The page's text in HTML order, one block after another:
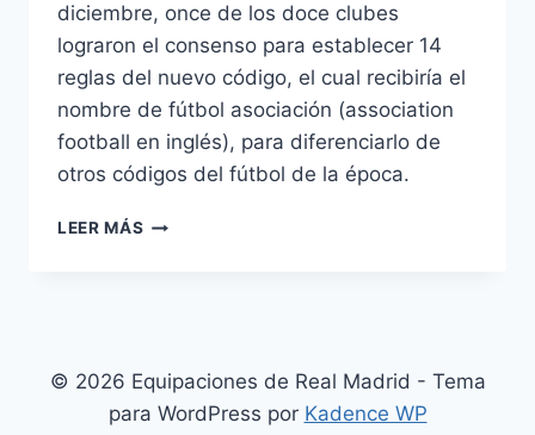
diciembre, once de los doce clubes
lograron el consenso para establecer 14
reglas del nuevo código, el cual recibiría el
nombre de fútbol asociación (association
football en inglés), para diferenciarlo de
otros códigos del fútbol de la época.
LEER MÁS CAMISETA
© 2026 Equipaciones de Real Madrid - Tema
para WordPress por Kadence WP